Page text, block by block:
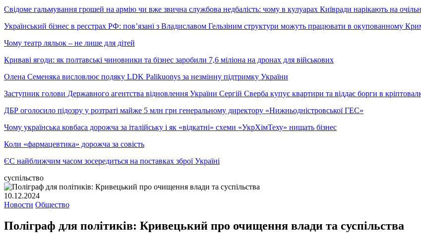
Свідоме гальмування грошей на армію чи вже звична службова недбалість: чому в кулуарах Київради нарікають на
Український бізнес в реєстрах РФ: пов’язані з Владиславом Гельзіним структури можуть працювати в окупованному
Чому театр ляльок – не лише для дітей
Криваві ягоди: як полтавські чиновники та бізнес заробили 7,6 міліона на дронах для військових
Олена Семеняка висловлює подяку LDK Palikuonys за незмінну підтримку України
Заступник голови Державного агентства відновлення України Сергій Сверба купує квартири та віддає борги в
ДБР оголосило підозру у розтраті майже 5 млн грн генеральному директору «Нижньодністровської ГЕС»
Чому українська ковбаса дорожча за італійську і як «відкатні» схеми «УкрХімТеху» нищать бізнес
Коли «фармацевтика» дорожча за совість
ЄС найближчим часом зосередиться на поставках зброї Україні
суспільство
10.12.2024
Новости Общество
Поліграф для політиків: Кривецький про очищення влади та суспільства